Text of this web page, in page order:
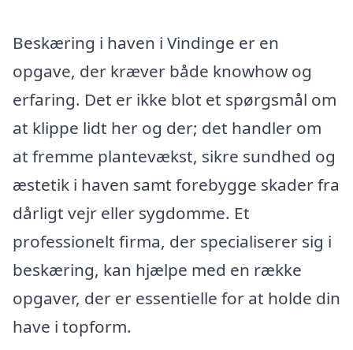
Beskæring i haven i Vindinge er en
opgave, der kræver både knowhow og
erfaring. Det er ikke blot et spørgsmål om
at klippe lidt her og der; det handler om
at fremme plantevækst, sikre sundhed og
æstetik i haven samt forebygge skader fra
dårligt vejr eller sygdomme. Et
professionelt firma, der specialiserer sig i
beskæring, kan hjælpe med en række
opgaver, der er essentielle for at holde din
have i topform.